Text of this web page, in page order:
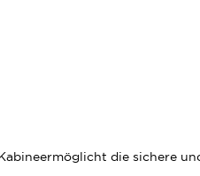
ermöglicht die sichere